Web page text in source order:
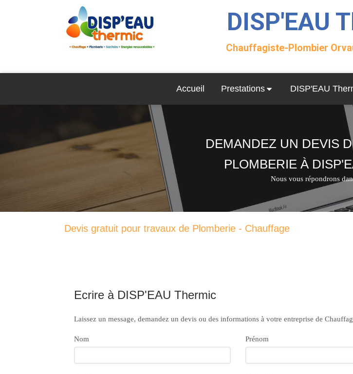
DISP'EAU
Chauffagiste-Plombier
Accueil Prestations DISP'EAU
DEMANDEZ UN DEVIS
PLOMBERIE À
Nous vous répondrons
Devis gratuit pour travaux de Plomberie - Chauffage
Ecrire à DISP'EAU Thermic
Laissez un message, demandez un devis ou des informations à votre entreprise de
Nom Prénom